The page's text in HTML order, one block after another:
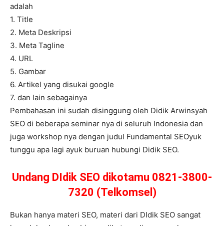
adalah
1. Title
2. Meta Deskripsi
3. Meta Tagline
4. URL
5. Gambar
6. Artikel yang disukai google
7. dan lain sebagainya
Pembahasan ini sudah disinggung oleh Didik Arwinsyah
SEO di beberapa seminar nya di seluruh Indonesia dan
juga workshop nya dengan judul Fundamental SEOyuk
tunggu apa lagi ayuk buruan hubungi Didik SEO.
Undang DIdik SEO dikotamu 0821-3800-
7320 (Telkomsel)
Bukan hanya materi SEO, materi dari DIdik SEO sangat